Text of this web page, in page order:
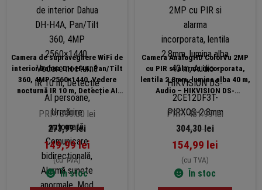
Camera de supraveghere WiFi de
interior Dahua DH‑H4A, Pan/Tilt
360, 4MP 2560×1440, Vedere
nocturnă IR 10 m, Detecție AI
persoane, Urmărire automată,
Comunicare bidirecțională,
Alarmă sunete anormale, Mod
confidențialitate, H.265, Slot
microSD
PRP: 399.00 lei
273,99lei
149,99lei
(cu TVA)
În stoc
Camera AnalogHD ColorVu 2MP
cu PIR si alarma incorporata,
lentila 2.8mm, lumina alba 40 m,
Audio – HIKVISION DS-
2CE12DF3T-PIRXOS-2.8mm
PRP: 481.99 lei
304,30lei
154,99 lei
(cu TVA)
În stoc